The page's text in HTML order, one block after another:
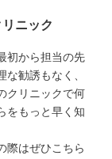
ニック
初から担当の先
勧誘もなく、
クリニックで何
をもっと早く知
際はぜひこちら